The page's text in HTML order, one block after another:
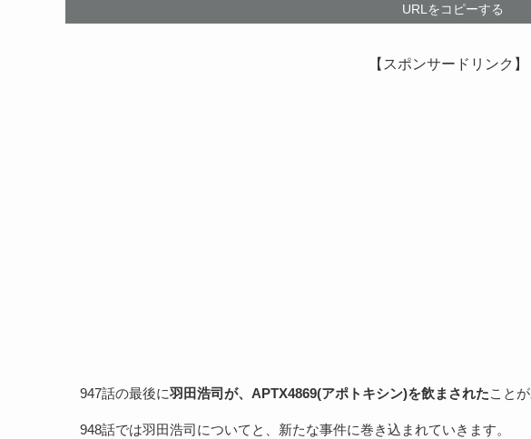
URLをコピーする
【スポンサードリンク】
947話の最後に羽田浩司が、APTX4869(アポトキシン)を飲まされたこと
948話では羽田浩司についてと、新たな事件に巻き込まれていきます。